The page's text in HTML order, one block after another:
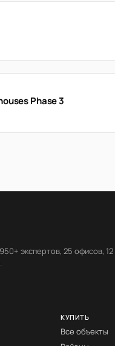
Phase 3
экспертов, 25 офисов,
КУПИТЬ
Все объекты